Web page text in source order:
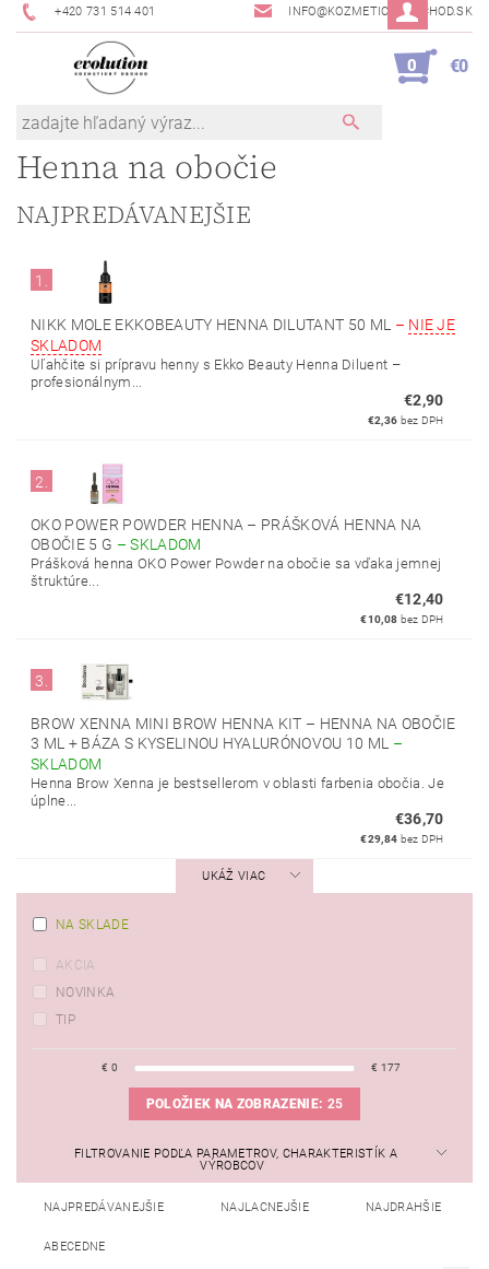
+420 731 514 401 INFO@KOZMETICKYOBCHOD.SK
0 €0
Henna na obočie
NAJPREDÁVANEJŠIE
1.
NIKK MOLE EKKOBEAUTY HENNA DILUTANT 50 ML – NIE JE
SKLADOM
Uľahčite si prípravu henny s Ekko Beauty Henna Diluent –
profesionálnym...
€2,90
€2,36 bez DPH
2.
OKO POWER POWDER HENNA – PRÁŠKOVÁ HENNA NA
OBOČIE 5 G –SKLADOM
Prášková henna OKO Power Powder na obočie sa vďaka jemnej
štruktúre...
€12,40
€10,08 bez DPH
3.
BROW XENNA MINI BROW HENNA KIT – HENNA NA OBOČIE
3 ML + BÁZA S KYSELINOU HYALURÓNOVOU 10 ML –
SKLADOM
Henna Brow Xenna je bestsellerom v oblasti farbenia obočia. Je
úplne...
€36,70
€29,84 bez DPH
UKÁŽ VIAC
NA SKLADE
AKCIA
NOVINKA
TIP
€ 0 € 177
POLOŽIEK NA ZOBRAZENIE: 25
FILTROVANIE PODĽA PARAMETROV, CHARAKTERISTÍK A
VÝROBCOV
NAJPREDÁVANEJŠIE NAJLACNEJŠIE NAJDRAHŠIE
ABECEDNE